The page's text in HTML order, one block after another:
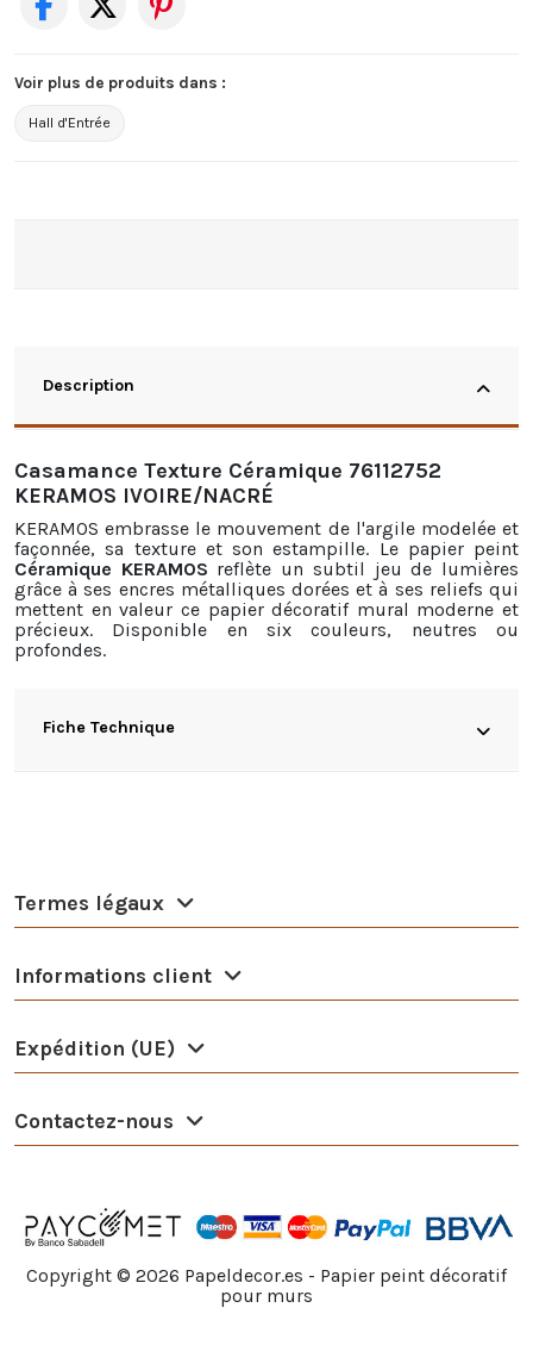
Voir plus de produits dans :
Hall d'Entrée
Description
Casamance Texture Céramique 76112752
KERAMOS IVOIRE/NACRÉ
KERAMOS embrasse le mouvement de l'argile modelée et
façonnée, sa texture et son estampille. Le papier peint
Céramique KERAMOS reflète un subtil jeu de lumières
grâce à ses encres métalliques dorées et à ses reliefs qui
mettent en valeur ce papier décoratif mural moderne et
précieux. Disponible en six couleurs, neutres ou
profondes.
Fiche Technique
Termes légaux
Informations client
Expédition (UE)
Contactez-nous
Copyright © 2026 Papeldecor.es - Papier peint décoratif
pour murs